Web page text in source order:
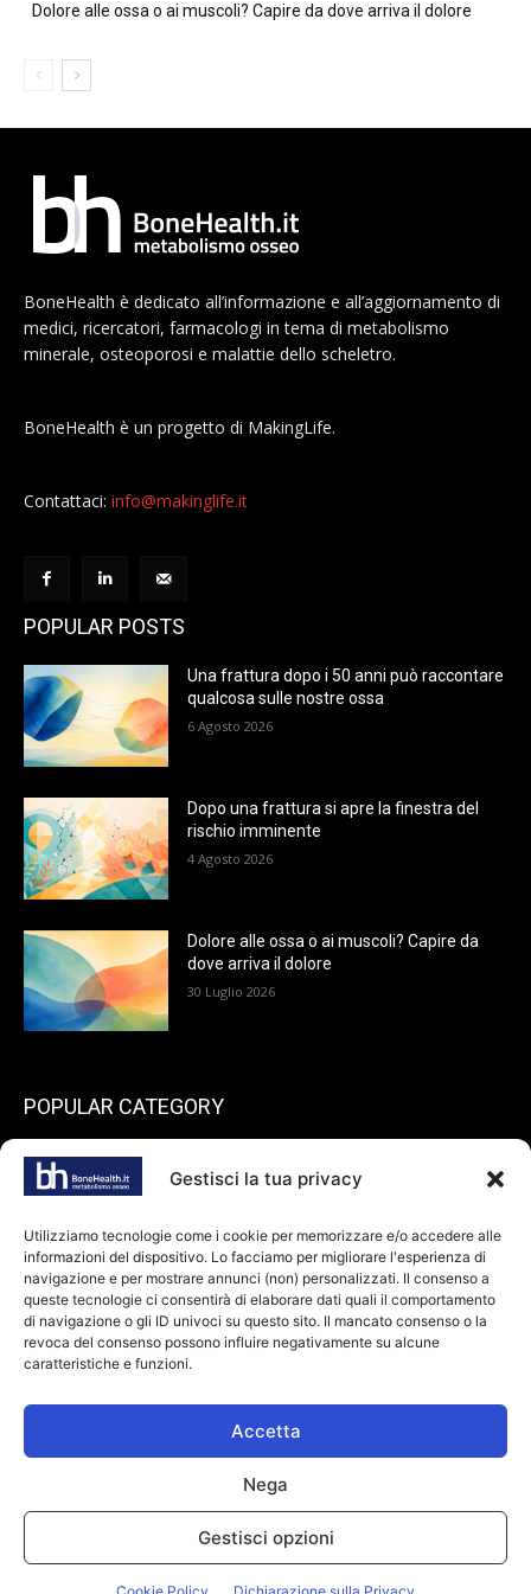
Gestisci la tua privacy
Utilizziamo tecnologie come i cookie per memorizzare e/o accedere alle
informazioni del dispositivo. Lo facciamo per migliorare l'esperienza di
navigazione e per mostrare annunci (non) personalizzati. Il consenso a
queste tecnologie ci consentirà di elaborare dati quali il comportamento
di navigazione o gli ID univoci su questo sito. Il mancato consenso o la
revoca del consenso possono influire negativamente su alcune
caratteristiche e funzioni.
Accetta
Nega
Gestisci opzioni
Dolore alle ossa o ai muscoli? Capire da dove arriva il dolore
BoneHealth è dedicato all’informazione e all’aggiornamento di
medici, ricercatori, farmacologi in tema di metabolismo
minerale, osteoporosi e malattie dello scheletro.
BoneHealth è un progetto di MakingLife.
Contattaci: info@makinglife.it
POPULAR POSTS
Una frattura dopo i 50 anni può raccontare
qualcosa sulle nostre ossa
6 Agosto 2026
Dopo una frattura si apre la finestra del
rischio imminente
4 Agosto 2026
Dolore alle ossa o ai muscoli? Capire da
dove arriva il dolore
30 Luglio 2026
POPULAR CATEGORY
endocrinologia
Spazio pazienti
73
reumatologia
45
ortopedia
40
odontoiatria
36
Farmaci
34
dietologia
oncologia
24
© Copyright 2026 bonehealth.it | Informativa privacy
Makinglife P. IVA: 11294110967